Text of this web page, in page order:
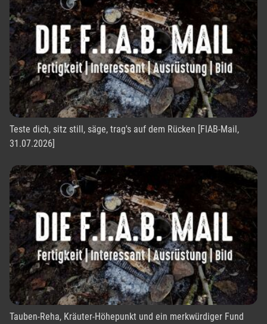
Teste dich, sitz still, säge, trag's auf dem Rücken [FIAB-Mail,
31.07.2026]
Tauben-Reha, Kräuter-Höhepunkt und ein merkwürdiger Fund